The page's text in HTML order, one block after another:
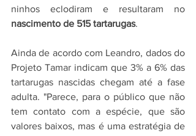
nascimento de 515 tartarugas.
Ainda de acordo com Leandro, dados do
Projeto Tamar indicam que 3% a 6% das
tartarugas nascidas chegam até a fase
adulta. "Parece, para o público que não
tem contato com a espécie, que são
valores baixos, mas é uma estratégia de